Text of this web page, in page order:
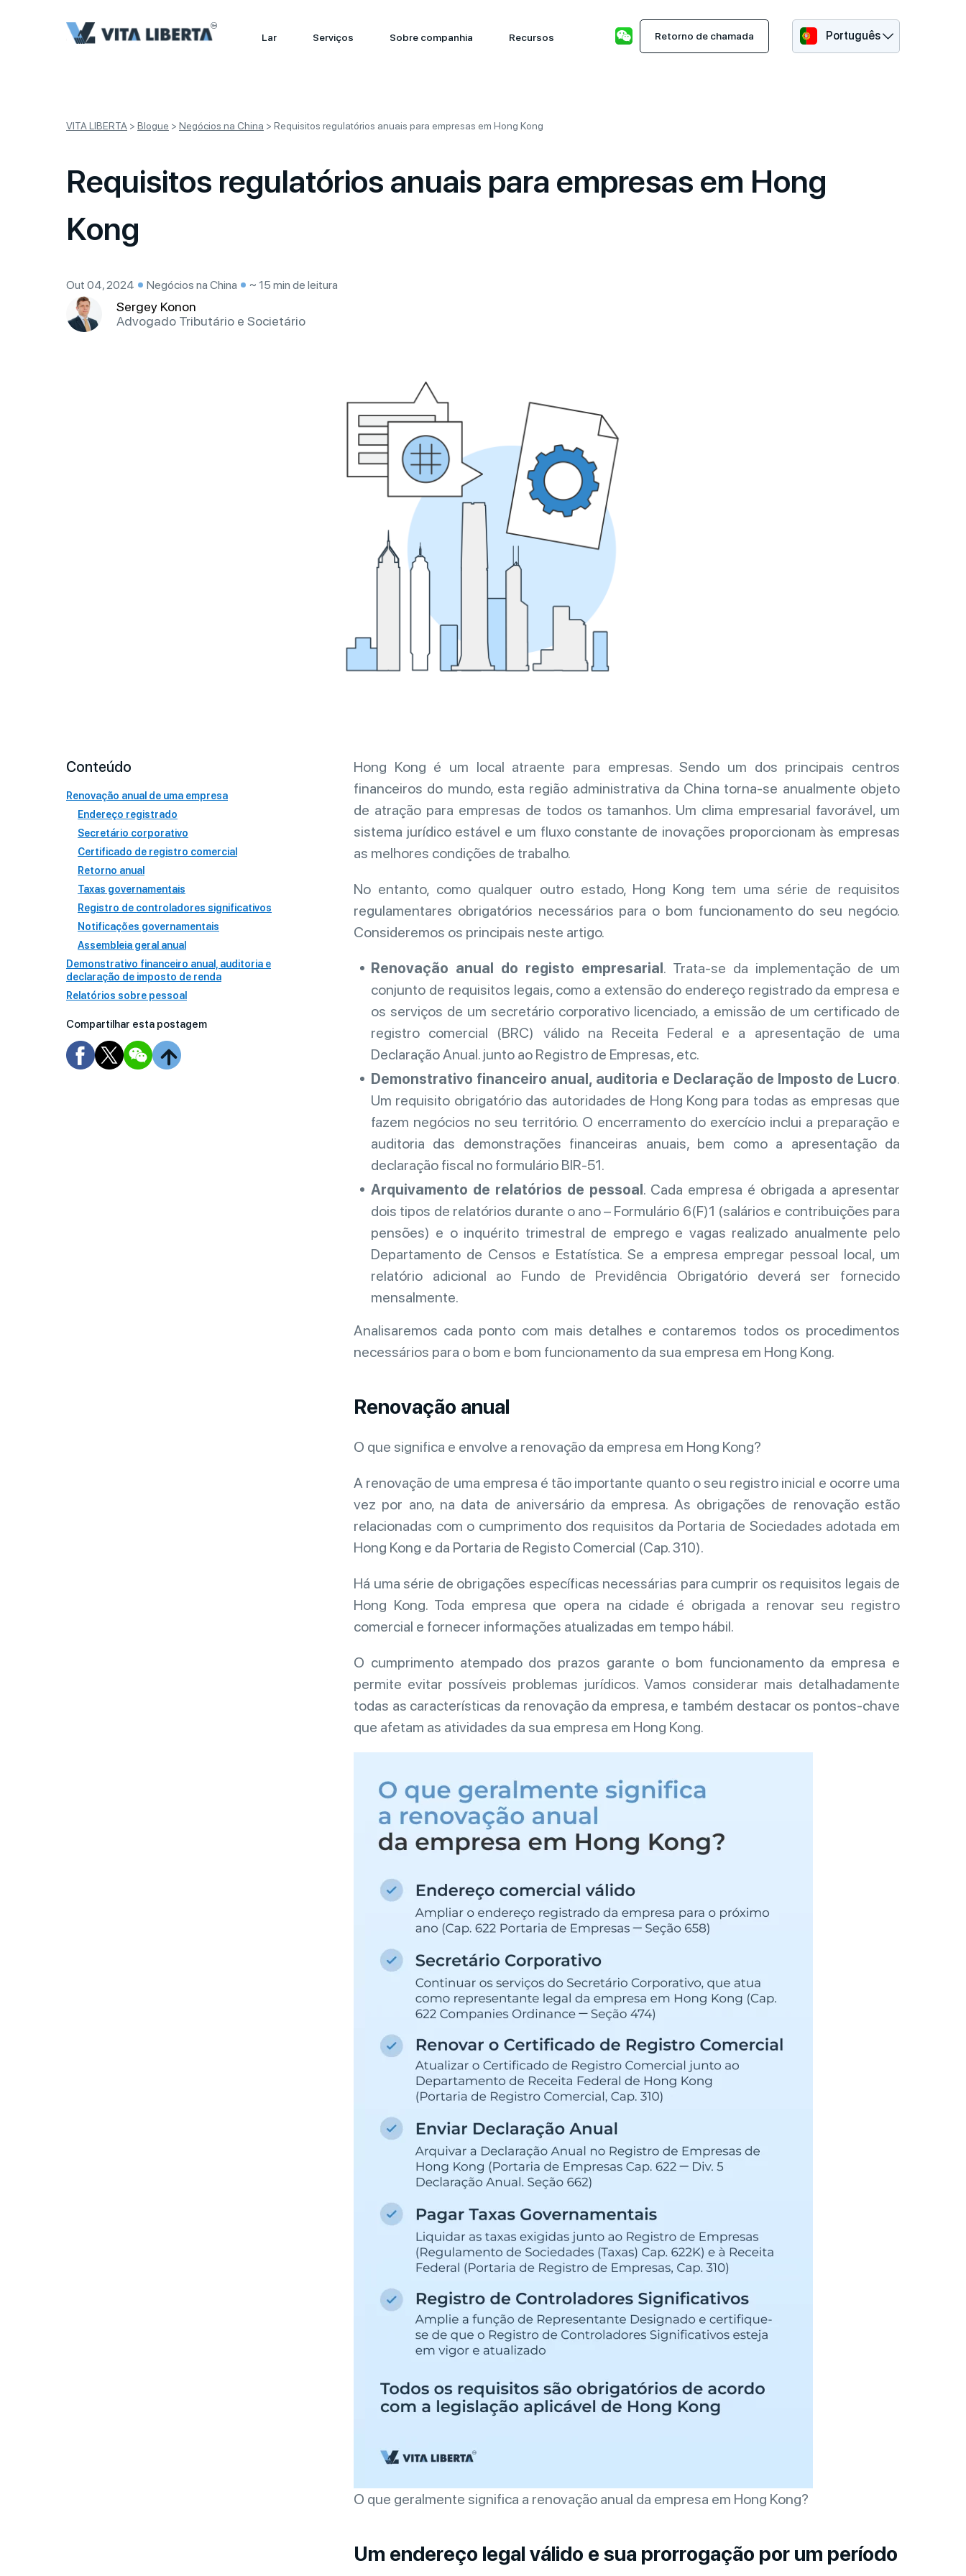
Lar Serviços Sobre companhia Recursos Retorno de chamada Português
VITA LIBERTA > Blogue > Negócios na China > Requisitos regulatórios anuais para empresas em Hong Kong
Requisitos regulatórios anuais para empresas em Hong
Kong
Out 04, 2024 Negócios na China ~ 15 min de leitura
Sergey Konon
Advogado Tributário e Societário
Conteúdo
Renovação anual de uma empresa
Endereço registrado
Secretário corporativo
Certificado de registro comercial
Retorno anual
Taxas governamentais
Registro de controladores significativos
Notificações governamentais
Assembleia geral anual
Demonstrativo financeiro anual, auditoria e
declaração de imposto de renda
Relatórios sobre pessoal
Compartilhar esta postagem
Hong Kong é um local atraente para empresas. Sendo um dos principais centros
financeiros do mundo, esta região administrativa da China torna-se anualmente objeto
de atração para empresas de todos os tamanhos. Um clima empresarial favorável, um
sistema jurídico estável e um fluxo constante de inovações proporcionam às empresas
as melhores condições de trabalho.
No entanto, como qualquer outro estado, Hong Kong tem uma série de requisitos
regulamentares obrigatórios necessários para o bom funcionamento do seu negócio.
Consideremos os principais neste artigo.
Renovação anual do registo empresarial. Trata-se da implementação de um
conjunto de requisitos legais, como a extensão do endereço registrado da empresa e
os serviços de um secretário corporativo licenciado, a emissão de um certificado de
registro comercial (BRC) válido na Receita Federal e a apresentação de uma
Declaração Anual. junto ao Registro de Empresas, etc.
Demonstrativo financeiro anual, auditoria e Declaração de Imposto de Lucro.
Um requisito obrigatório das autoridades de Hong Kong para todas as empresas que
fazem negócios no seu território. O encerramento do exercício inclui a preparação e
auditoria das demonstrações financeiras anuais, bem como a apresentação da
declaração fiscal no formulário BIR-51.
Arquivamento de relatórios de pessoal. Cada empresa é obrigada a apresentar
dois tipos de relatórios durante o ano – Formulário 6(F)1 (salários e contribuições para
pensões) e o inquérito trimestral de emprego e vagas realizado anualmente pelo
Departamento de Censos e Estatística. Se a empresa empregar pessoal local, um
relatório adicional ao Fundo de Previdência Obrigatório deverá ser fornecido
mensalmente.
Analisaremos cada ponto com mais detalhes e contaremos todos os procedimentos
necessários para o bom e bom funcionamento da sua empresa em Hong Kong.
Renovação anual
O que significa e envolve a renovação da empresa em Hong Kong?
A renovação de uma empresa é tão importante quanto o seu registro inicial e ocorre uma
vez por ano, na data de aniversário da empresa. As obrigações de renovação estão
relacionadas com o cumprimento dos requisitos da Portaria de Sociedades adotada em
Hong Kong e da Portaria de Registo Comercial (Cap. 310).
Há uma série de obrigações específicas necessárias para cumprir os requisitos legais de
Hong Kong. Toda empresa que opera na cidade é obrigada a renovar seu registro
comercial e fornecer informações atualizadas em tempo hábil.
O cumprimento atempado dos prazos garante o bom funcionamento da empresa e
permite evitar possíveis problemas jurídicos. Vamos considerar mais detalhadamente
todas as características da renovação da empresa, e também destacar os pontos-chave
que afetam as atividades da sua empresa em Hong Kong.
O que geralmente significa a renovação anual da empresa em Hong Kong?
Um endereço legal válido e sua prorrogação por um período